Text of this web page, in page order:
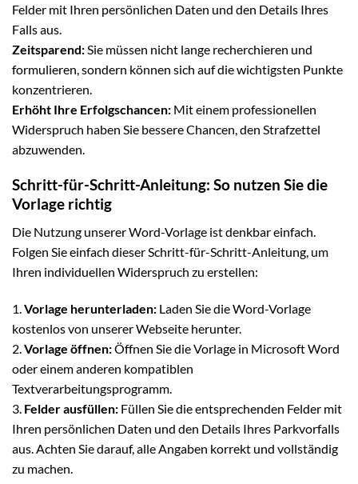
Felder mit Ihren persönlichen Daten und den Details Ihres
Falls aus.
Zeitsparend: Sie müssen nicht lange recherchieren und
formulieren, sondern können sich auf die wichtigsten Punkte
konzentrieren.
Erhöht Ihre Erfolgschancen: Mit einem professionellen
Widerspruch haben Sie bessere Chancen, den Strafzettel
abzuwenden.
Schritt-für-Schritt-Anleitung: So nutzen Sie die
Vorlage richtig
Die Nutzung unserer Word-Vorlage ist denkbar einfach.
Folgen Sie einfach dieser Schritt-für-Schritt-Anleitung, um
Ihren individuellen Widerspruch zu erstellen:
1.Vorlage herunterladen: Laden Sie die Word-Vorlage
kostenlos von unserer Webseite herunter.
2.Vorlage öffnen:Öffnen Sie die Vorlage in Microsoft Word
oder einem anderen kompatiblen
Textverarbeitungsprogramm.
3. Felder ausfüllen: Füllen Sie die entsprechenden Felder mit
Ihren persönlichen Daten und den Details Ihres Parkvorfalls
aus. Achten Sie darauf, alle Angaben korrekt und vollständig
zu machen.